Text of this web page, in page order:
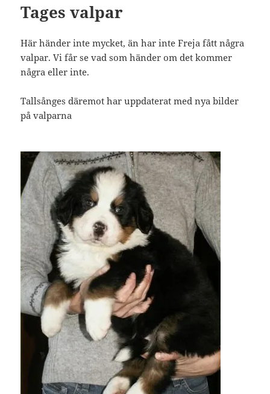
Tages valpar
Här händer inte mycket, än har inte Freja fått några
valpar. Vi får se vad som händer om det kommer
några eller inte.
Tallsånges däremot har uppdaterat med nya bilder
på valparna